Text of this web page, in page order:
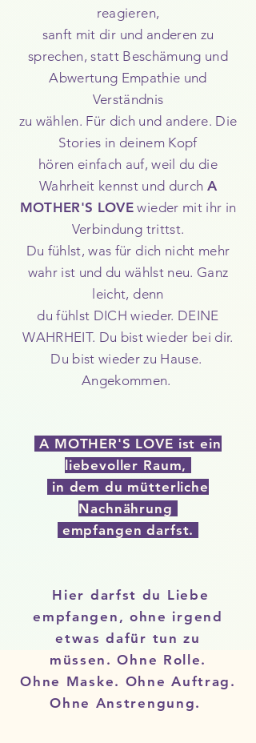
reagieren,
sanft mit dir und anderen zu
sprechen, statt Beschämung und
Abwertung Empathie und
Verständnis
zu wählen. Für dich und andere. Die
Stories in deinem Kopf
hören einfach auf, weil du die
Wahrheit kennst und durch A
MOTHER'S LOVE wieder mit ihr in
Verbindung trittst.
Du fühlst, was für dich nicht mehr
wahr ist und du wählst neu. Ganz
leicht, denn
dufühlst DICH wieder. DEINE
WAHRHEIT. Du bist wieder bei dir.
Du bist wieder zu Hause.
Angekommen.
A MOTHER'S LOVE ist ein
liebevoller Raum,
in dem du mütterliche
Nachnährung
empfangen darfst.
Hier darfst du Liebe
empfangen, ohne irgend
etwasdafür tunzu
müssen.Ohne Rolle.
Ohne Maske. Ohne Auftrag.
Ohne Anstrengung.